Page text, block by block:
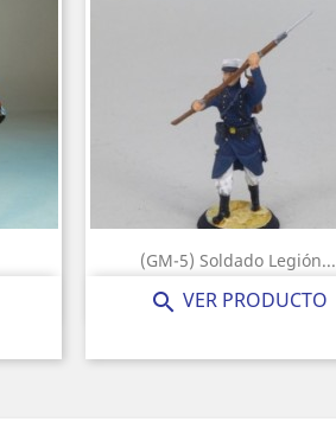
(GM-5) Soldado Legión...
Precio
20,00 €
 VER PRODUCTO